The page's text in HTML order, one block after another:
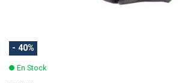
- 40%
En Stock